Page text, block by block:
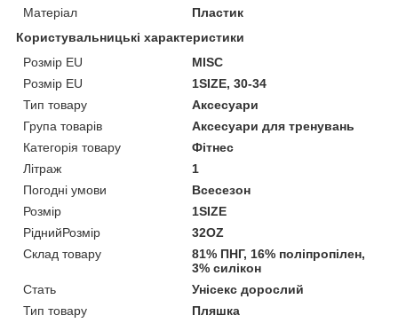
Матеріал
Пластик
Користувальницькі характеристики
Pозмір EU
MISC
Pозмір EU
1SIZE, 30-34
Тип товару
Аксесуари
Група товарів
Аксесуари для тренувань
Категорія товару
Фітнес
Літраж
1
Погодні умови
Всесезон
Розмір
1SIZE
РіднийРозмір
32OZ
Склад товару
81% ПНГ, 16% полiпропiлен,
3% силiкон
Стать
Унісекс дорослий
Тип товару
Пляшка